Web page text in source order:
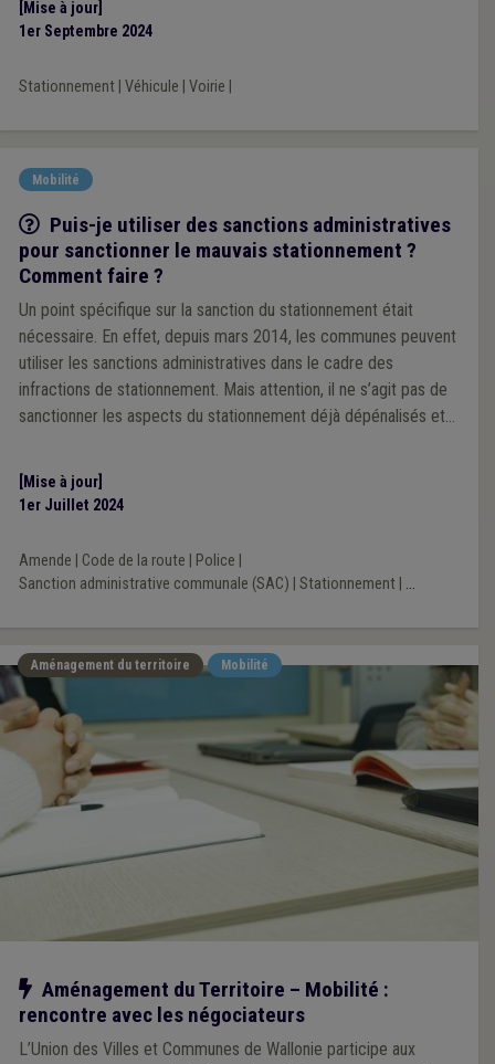
[Mise à jour]
1er Septembre 2024
Stationnement| Véhicule Voirie
Mobilité
Q/R
Puis-je utiliser des sanctions administratives
pour sanctionner le mauvais stationnement ?
Comment faire ?
Un point spécifique sur la sanction du stationnement était
nécessaire. En effet, depuis mars 2014, les communes peuvent
utiliser les sanctions administratives dans le cadre des
infractions de stationnement. Mais attention, il ne s’agit pas de
sanctionner les aspects du stationnement déjà dépénalisés et
[Mise à jour]
1er Juillet 2024
Amende Code de la route Police
Sanction administrative communale (SAC) Stationnement| ...
Aménagement du territoire Mobilité
Notre action
Aménagement du Territoire – Mobilité :
rencontre avec les négociateurs
L’Union des Villes et Communes de Wallonie participe aux